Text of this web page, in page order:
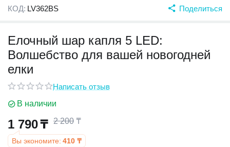
КОД: LV362BS Поделиться
Елочный шар капля 5 LED:
Волшебство для вашей новогодней
елки
Написать отзыв
В наличии
1 790₸ 2 200 ₸
Вы экономите: 410 ₸